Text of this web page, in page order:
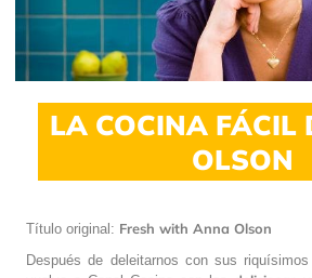
LA COCINA FÁCIL
OLSON
Título original: Fresh with Anna Olson
Después de deleitarnos con sus